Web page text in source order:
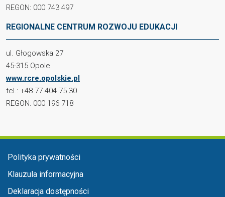
REGON: 000 743 497
REGIONALNE CENTRUM ROZWOJU EDUKACJI
ul. Głogowska 27
45-315 Opole
www.rcre.opolskie.pl
tel.: +48 77 404 75 30
REGON: 000 196 718
Menu stopka
Polityka prywatności
Klauzula informacyjna
Deklaracja dostępności